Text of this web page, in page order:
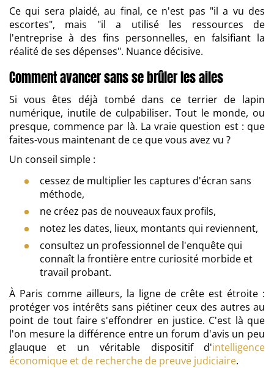
Ce qui sera plaidé, au final, ce n'est pas "il a vu des
escortes", mais "il a utilisé les ressources de
l'entreprise à des fins personnelles, en falsifiant la
réalité de ses dépenses". Nuance décisive.
Comment avancer sans se brûler les ailes
Si vous êtes déjà tombé dans ce terrier de lapin
numérique, inutile de culpabiliser. Tout le monde, ou
presque, commence par là. La vraie question est : que
faites-vous maintenant de ce que vous avez vu ?
Un conseil simple :
cessez de multiplier les captures d'écran sans
méthode,
ne créez pas de nouveaux faux profils,
notez les dates, lieux, montants qui reviennent,
consultez un professionnel de l'enquête qui
connaît la frontière entre curiosité morbide et
travail probant.
À Paris comme ailleurs, la ligne de crête est étroite :
protéger vos intérêts sans piétiner ceux des autres au
point de tout faire s'effondrer en justice. C'est là que
l'on mesure la différence entre un forum d'avis un peu
glauque et un véritable dispositif d'intelligence
économique et de recherche de preuve judiciaire.